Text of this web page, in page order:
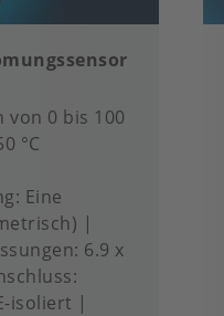
0 bis 100
°C
Eine
6.9 x
isoliert